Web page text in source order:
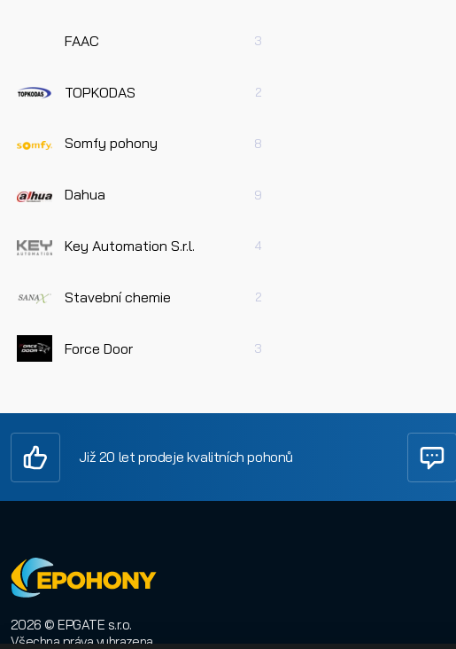
FAAC 3
TOPKODAS 2
Somfy pohony 8
Dahua 9
Key Automation S.r.l. 4
Stavební chemie 2
Force Door 3
Již 20 let prodeje kvalitních pohonů
2026 © EPGATE s.r.o.
Všechna práva vyhrazena